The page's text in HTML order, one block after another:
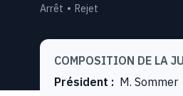
Arrêt Rejet
COMPOSITION DE LA
Président : M. Sommer